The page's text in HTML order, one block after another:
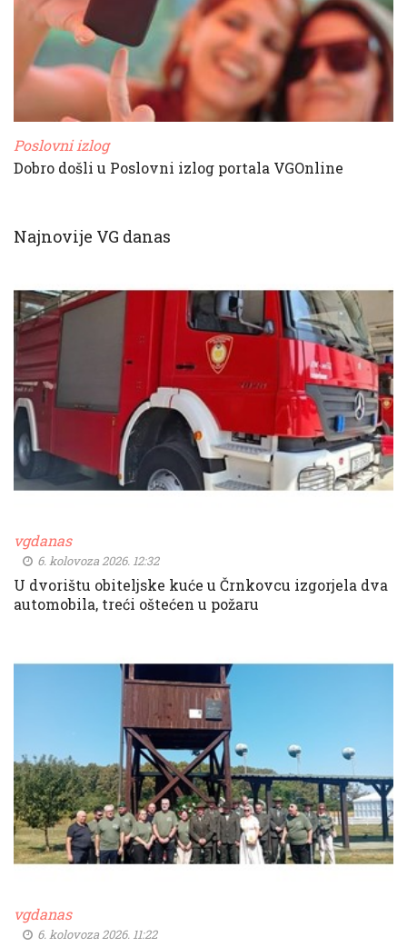
Poslovni izlog
Dobro došli u Poslovni izlog portala VGOnline
Najnovije VG danas
vgdanas
6. kolovoza 2026. 12:32
U dvorištu obiteljske kuće u Črnkovcu izgorjela dva
automobila, treći oštećen u požaru
vgdanas
6. kolovoza 2026. 11:22